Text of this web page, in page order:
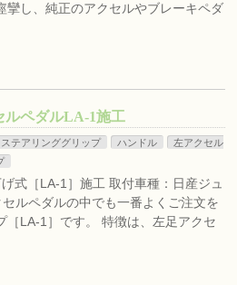
攣し、純正のアクセルやブレーキペダ
ルペダルLA-1施工
ステアリンググリップ ハンドル
左アクセル
式［LA-1］施工 取付車種：日産ジュ
ルペダルの中でも一番よくご注文を
［LA-1］です。 特徴は、左足アクセ